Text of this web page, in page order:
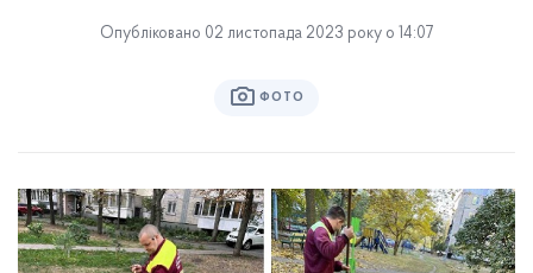
Опубліковано 02 листопада 2023 року о 14:07
ФОТО